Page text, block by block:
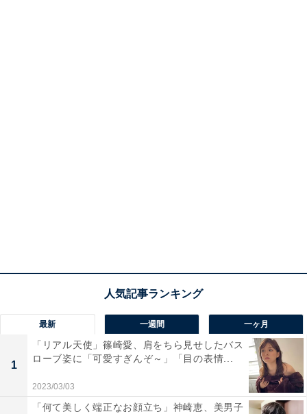
最新 一週間 一ヶ月
1
「リアル天使」篠崎愛、肩をちら見せしたバス
ローブ姿に「可愛すぎんぞ～」「目の表情...
2023/03/03
「何て美しく端正なお顔立ち」神崎恵、美男子